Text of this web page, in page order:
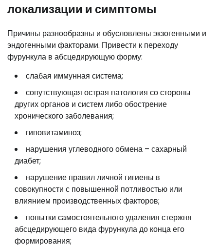
локализации и симптомы
Причины разнообразны и обусловлены экзогенными и
эндогенными факторами. Привести к переходу
фурункула в абсцедирующую форму:
слабая иммунная система;
сопутствующая острая патология со стороны
других органов и систем либо обострение
хронического заболевания;
гиповитаминоз;
нарушения углеводного обмена – сахарный
диабет;
нарушение правил личной гигиены в
совокупности с повышенной потливостью или
влиянием производственных факторов;
попытки самостоятельного удаления стержня
абсцедирующего вида фурункула до конца его
формирования;